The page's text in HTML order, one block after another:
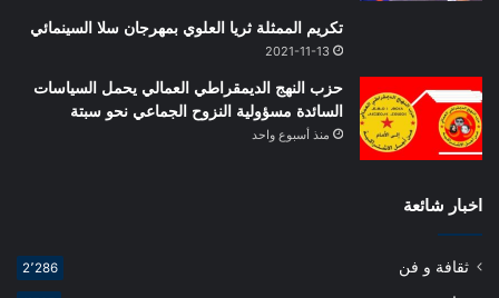
تكريم الممثلة ثريا العلوي بمهرجان سلا السينمائي
2021-11-13
حزب النهج الديمقراطي العمالي يحمل السياسات
السائدة مسؤولية النزوح الجماعي نحو سبتة
منذ أسبوع واحد
اخبار شائعة
ثقافة و فن 2٬286